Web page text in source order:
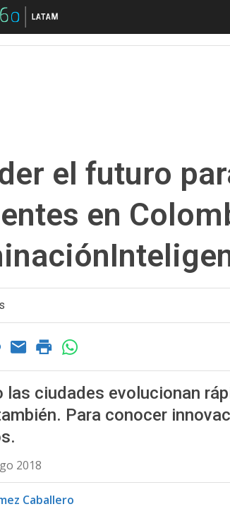
Encender el futuro para
el futuro
en
las ciudades evolucionan
Para conocer
2018
Caballero